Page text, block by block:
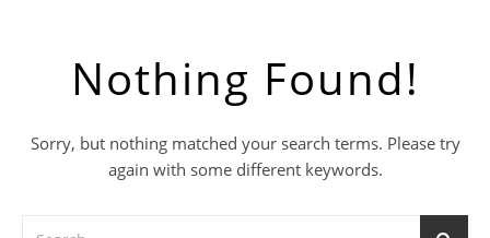
Nothing Found!
Sorry, but nothing matched your search terms. Please try
again with some different keywords.